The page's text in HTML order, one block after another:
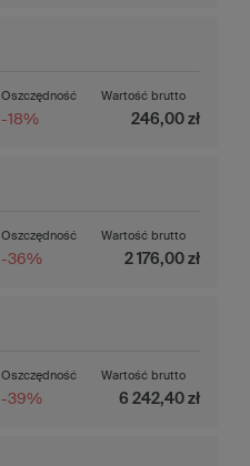
Oszczędność
-18%
Wartość brutto
246,00 zł
Oszczędność
-36%
Wartość brutto
2 176,00 zł
Oszczędność
-39%
Wartość brutto
6 242,40 zł